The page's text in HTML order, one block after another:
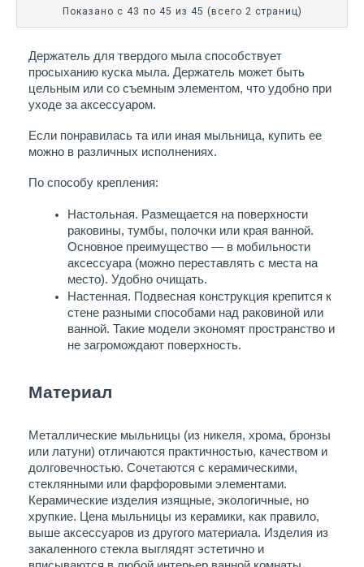
Держатель для твердого мыла способствует
просыханию куска мыла. Держатель может быть
цельным или со съемным элементом, что удобно при
уходе за аксессуаром.
Если понравилась та или иная мыльница, купить ее
можно в различных исполнениях.
По способу крепления:
Настольная. Размещается на поверхности
раковины, тумбы, полочки или края ванной.
Основное преимущество — в мобильности
аксессуара (можно переставлять с места на
место). Удобно очищать.
Настенная. Подвесная конструкция крепится к
стене разными способами над раковиной или
ванной. Такие модели экономят пространство и
не загромождают поверхность.
Материал
Металлические мыльницы (из никеля, хрома, бронзы
или латуни) отличаются практичностью, качеством и
долговечностью. Сочетаются с керамическими,
стеклянными или фарфоровыми элементами.
Керамические изделия изящные, экологичные, но
хрупкие. Цена мыльницы из керамики, как правило,
выше аксессуаров из другого материала. Изделия из
закаленного стекла выглядят эстетично и
Показано с 43 по 45 из 45 (всего 2 страниц)